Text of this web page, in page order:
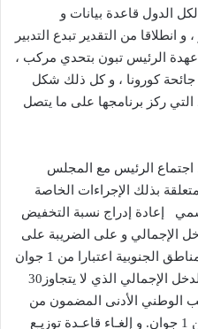
الدول قاعدة بيانات و
من التقدير تبدع التدبير
عهدة الرئيس تبون بتحدي مركب ،
جائحة كورونا ، و كل ذلك شكل
التي ركز برنامجها على ما يتصل
الرئيس مع المجلس
بذلك الإجراءات الخاصة
إعادة إدراج نسبة التخفيض
الإجمالي و على الضريبة على
الربح لصالح الدخل المحقق في المناطق الجنوبية اعتبارا من 1 جوان
و الإعفاء الكلي من الضريبة على الدخل الإجمالي الذي لا يتجاوز30
الوطني الأدنى المضمون من
18.000 دج إلى 20.000 دج بداية من 1 جوان. و إلغـاء قاعـدة توزيـع